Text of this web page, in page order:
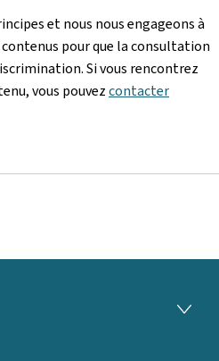
et nous nous engageons à
pour que la consultation
Si vous rencontrez
vous pouvezcontacter